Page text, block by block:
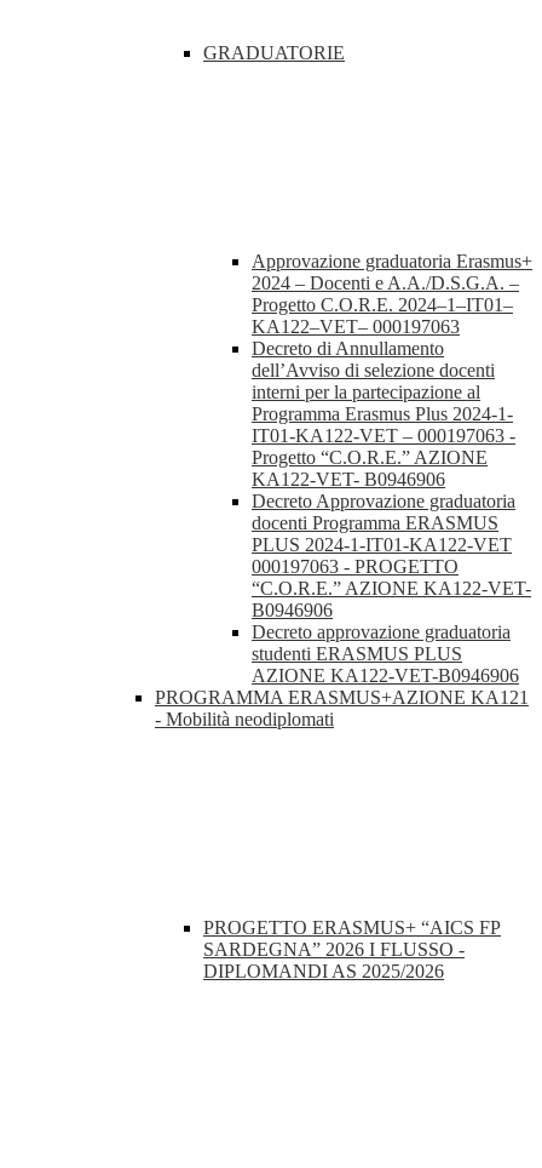
GRADUATORIE
Approvazione graduatoria Erasmus+
2024 – Docenti e A.A./D.S.G.A. –
Progetto C.O.R.E. 2024–1–IT01–
KA122–VET– 000197063
Decreto di Annullamento
dell’Avviso di selezione docenti
interni per la partecipazione al
Programma Erasmus Plus 2024-1-
IT01-KA122-VET – 000197063 -
Progetto “C.O.R.E.” AZIONE
KA122-VET- B0946906
Decreto Approvazione graduatoria
docenti Programma ERASMUS
PLUS 2024-1-IT01-KA122-VET
000197063 - PROGETTO
“C.O.R.E.” AZIONE KA122-VET-
B0946906
Decreto approvazione graduatoria
studenti ERASMUS PLUS
AZIONE KA122-VET-B0946906
PROGRAMMA ERASMUS+AZIONE KA121
- Mobilità neodiplomati
PROGETTO ERASMUS+ “AICS FP
SARDEGNA” 2026 I FLUSSO -
DIPLOMANDI AS 2025/2026